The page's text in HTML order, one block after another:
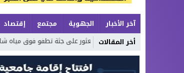
آخر الأخبار الجهوية مجتمع إقتصاد
أخر المقالات
العثور على جثة تطفو فوق مياه شاطئ «ثيزرا»